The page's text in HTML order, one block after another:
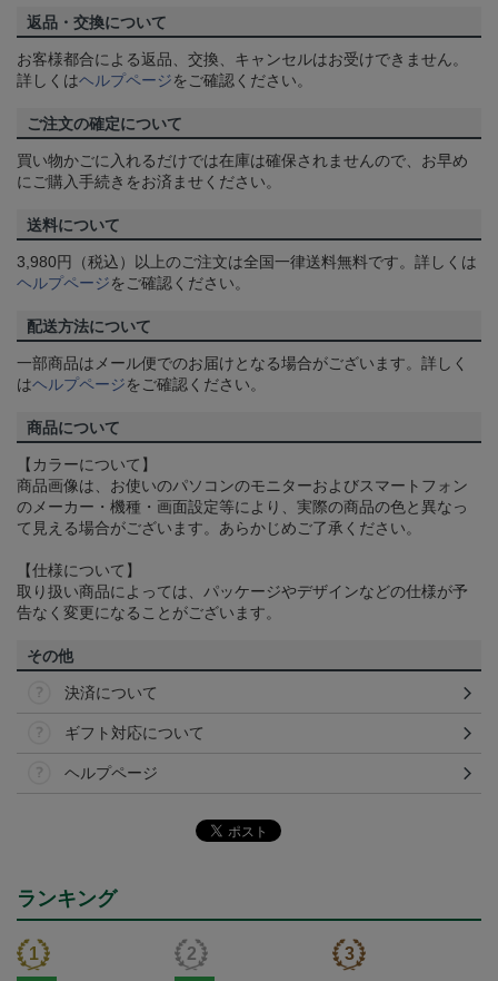
返品・交換について
お客様都合による返品、交換、キャンセルはお受けできません。
詳しくはヘルプページをご確認ください。
ご注文の確定について
買い物かごに入れるだけでは在庫は確保されませんので、お早め
にご購入手続きをお済ませください。
送料について
3,980円（税込）以上のご注文は全国一律送料無料です。詳しくは
ヘルプページをご確認ください。
配送方法について
一部商品はメール便でのお届けとなる場合がございます。詳しく
はヘルプページをご確認ください。
商品について
【カラーについて】
商品画像は、お使いのパソコンのモニターおよびスマートフォン
のメーカー・機種・画面設定等により、実際の商品の色と異なっ
て見える場合がございます。あらかじめご了承ください。
【仕様について】
取り扱い商品によっては、パッケージやデザインなどの仕様が予
告なく変更になることがございます。
その他
決済について
ギフト対応について
ヘルプページ
ランキング